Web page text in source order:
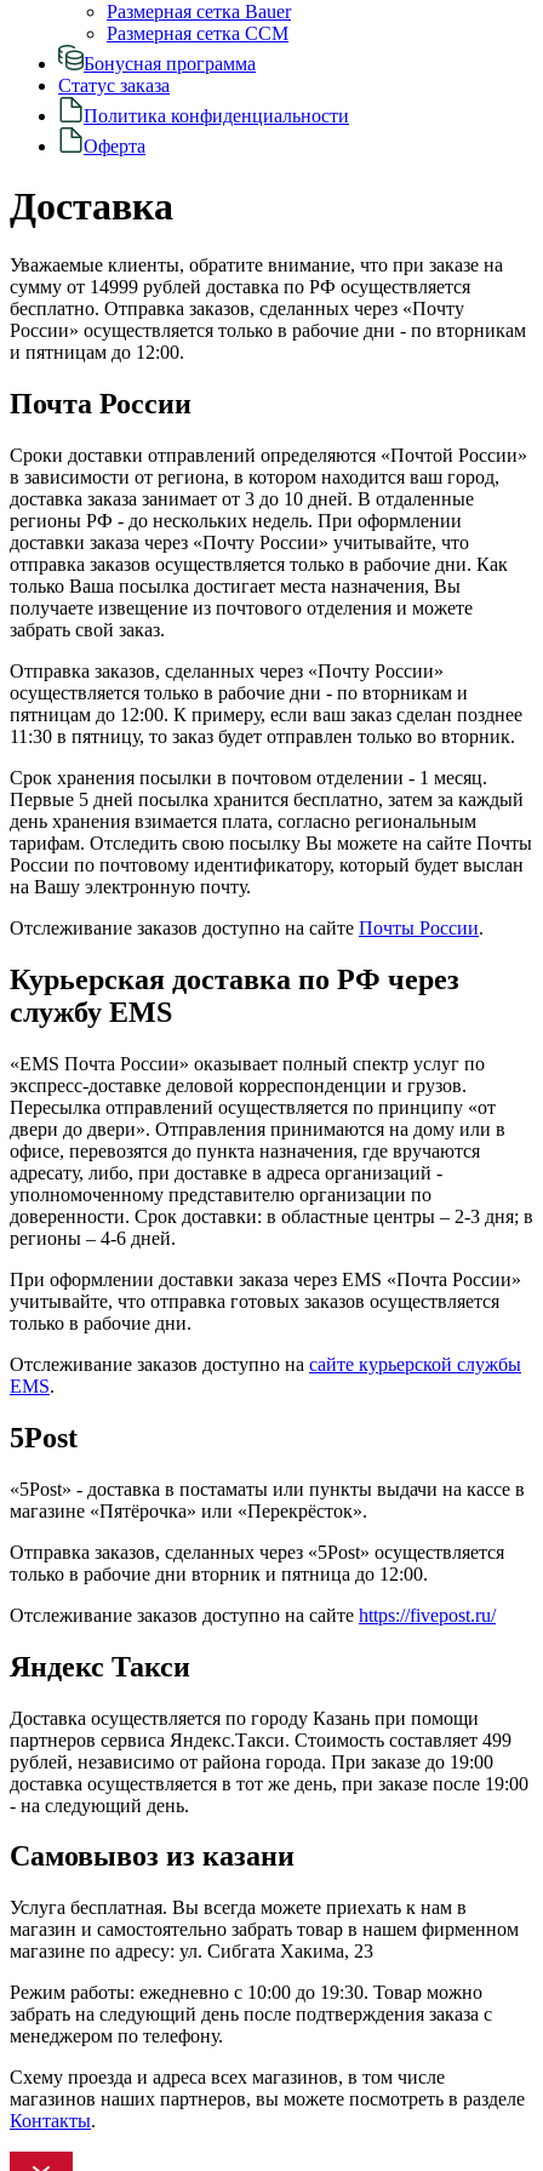
Размерная сетка Bauer
Размерная сетка CCM
Бонусная программа
Статус заказа
Политика конфиденциальности
Оферта
Доставка
Уважаемые клиенты, обратите внимание, что при заказе на
сумму от 14999 рублей доставка по РФ осуществляется
бесплатно. Отправка заказов, сделанных через «Почту
России» осуществляется только в рабочие дни - по вторникам
и пятницам до 12:00.
Почта России
Сроки доставки отправлений определяются «Почтой России»
в зависимости от региона, в котором находится ваш город,
доставка заказа занимает от 3 до 10 дней. В отдаленные
регионы РФ - до нескольких недель. При оформлении
доставки заказа через «Почту России» учитывайте, что
отправка заказов осуществляется только в рабочие дни. Как
только Ваша посылка достигает места назначения, Вы
получаете извещение из почтового отделения и можете
забрать свой заказ.
Отправка заказов, сделанных через «Почту России»
осуществляется только в рабочие дни - по вторникам и
пятницам до 12:00. К примеру, если ваш заказ сделан позднее
11:30 в пятницу, то заказ будет отправлен только во вторник.
Срок хранения посылки в почтовом отделении - 1 месяц.
Первые 5 дней посылка хранится бесплатно, затем за каждый
день хранения взимается плата, согласно региональным
тарифам. Отследить свою посылку Вы можете на сайте Почты
России по почтовому идентификатору, который будет выслан
на Вашу электронную почту.
Отслеживание заказов доступно на сайте Почты России.
Курьерская доставка по РФ через
службу EMS
«EMS Почта России» оказывает полный спектр услуг по
экспресс-доставке деловой корреспонденции и грузов.
Пересылка отправлений осуществляется по принципу «от
двери до двери». Отправления принимаются на дому или в
офисе, перевозятся до пункта назначения, где вручаются
адресату, либо, при доставке в адреса организаций -
уполномоченному представителю организации по
доверенности. Срок доставки: в областные центры – 2-3 дня; в
регионы – 4-6 дней.
При оформлении доставки заказа через EMS «Почта России»
учитывайте, что отправка готовых заказов осуществляется
только в рабочие дни.
Отслеживание заказов доступно на сайте курьерской службы
EMS.
5Post
«5Post» - доставка в постаматы или пункты выдачи на кассе в
магазине «Пятёрочка» или «Перекрёсток».
Отправка заказов, сделанных через «5Post» осуществляется
только в рабочие дни вторник и пятница до 12:00.
Отслеживание заказов доступно на сайте https://fivepost.ru/
Яндекс Такси
Доставка осуществляется по городу Казань при помощи
партнеров сервиса Яндекс.Такси. Стоимость составляет 499
рублей, независимо от района города. При заказе до 19:00
доставка осуществляется в тот же день, при заказе после 19:00
- на следующий день.
Самовывоз из казани
Услуга бесплатная. Вы всегда можете приехать к нам в
магазин и самостоятельно забрать товар в нашем фирменном
магазине по адресу: ул. Сибгата Хакима, 23
Режим работы: ежедневно с 10:00 до 19:30. Товар можно
забрать на следующий день после подтверждения заказа с
менеджером по телефону.
Схему проезда и адреса всех магазинов, в том числе
магазинов наших партнеров, вы можете посмотреть в разделе
Контакты.